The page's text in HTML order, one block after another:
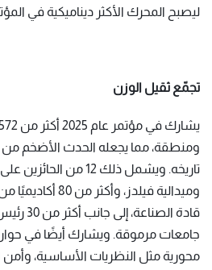
ليصبح المحرك الأكثر ديناميكية في
تجمّع ثقيل الوزن
ومنطقة، مما يجعله الحدث الأضخم من
تاريخه. ويشمل ذلك 12 من
قادة
جامعات مرموقة. ويشارك أيضًا في
محورية مثل النظريات الأساسية، وأمن